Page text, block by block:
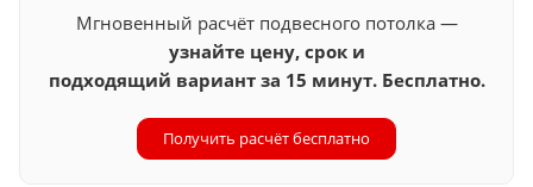
Мгновенный расчёт подвесного потолка —
узнайте цену, срок и
подходящий вариант за 15 минут. Бесплатно.
Получить расчёт бесплатно